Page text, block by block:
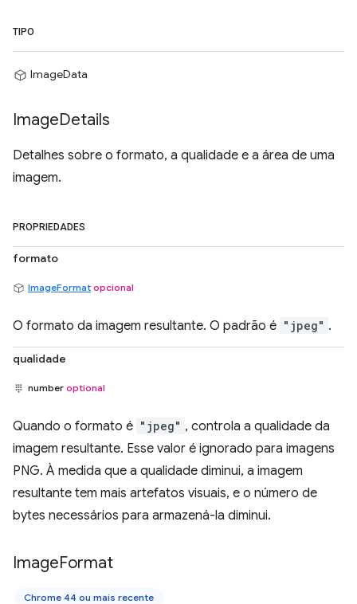
TIPO
ImageData
ImageDetails
Detalhes sobre o formato, a qualidade e a área de uma
imagem.
PROPRIEDADES
formato
ImageFormat opcional
O formato da imagem resultante. O padrão é "jpeg" .
qualidade
number optional
Quando o formato é "jpeg" , controla a qualidade da
imagem resultante. Esse valor é ignorado para imagens
PNG. À medida que a qualidade diminui, a imagem
resultante tem mais artefatos visuais, e o número de
bytes necessários para armazená-la diminui.
ImageFormat
Chrome 44 ou mais recente